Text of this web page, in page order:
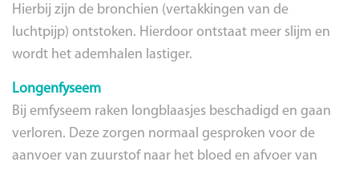
Hierbij zijn de bronchien (vertakkingen van de
luchtpijp) ontstoken. Hierdoor ontstaat meer slijm en
wordt het ademhalen lastiger.
Longenfyseem
Bij emfyseem raken longblaasjes beschadigd en gaan
verloren. Deze zorgen normaal gesproken voor de
aanvoer van zuurstof naar het bloed en afvoer van